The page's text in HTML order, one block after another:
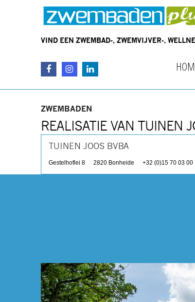
VIND EEN ZWEMBAD-, ZWEMVIJVER-,
ZWEMBADEN
REALISATIE VAN TUINEN
TUINEN JOOS BVBA
Gestelhoflei 8 2820 Bonheide +32 (0)15 70 03 00